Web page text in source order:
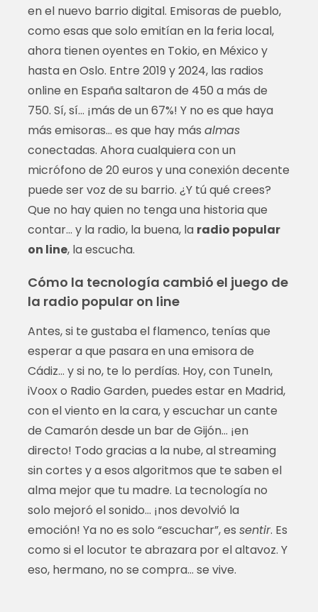
en el nuevo barrio digital. Emisoras de pueblo,
como esas que solo emitían en la feria local,
ahora tienen oyentes en Tokio, en México y
hasta en Oslo. Entre 2019 y 2024, las radios
online en España saltaron de 450 a más de
750. Sí, sí… ¡más de un 67%! Y no es que haya
más emisoras… es que hay más almas
conectadas. Ahora cualquiera con un
micrófono de 20 euros y una conexión decente
puede ser voz de su barrio. ¿Y tú qué crees?
Que no hay quien no tenga una historia que
contar… y la radio, la buena, la radio popular
on line, la escucha.
Cómo la tecnología cambió el juego de
la radio popular on line
Antes, si te gustaba el flamenco, tenías que
esperar a que pasara en una emisora de
Cádiz… y si no, te lo perdías. Hoy, con TuneIn,
iVoox o Radio Garden, puedes estar en Madrid,
con el viento en la cara, y escuchar un cante
de Camarón desde un bar de Gijón… ¡en
directo! Todo gracias a la nube, al streaming
sin cortes y a esos algoritmos que te saben el
alma mejor que tu madre. La tecnología no
solo mejoró el sonido… ¡nos devolvió la
emoción! Ya no es solo “escuchar”, es sentir. Es
como si el locutor te abrazara por el altavoz. Y
eso, hermano, no se compra… se vive.